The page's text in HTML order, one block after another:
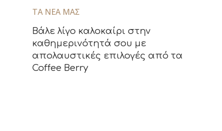
ΤΑ ΝΈΑ ΜΑΣ
Βάλε λίγο καλοκαίρι στην
καθημερινότητά σου με
απολαυστικές επιλογές από τα
Coffee Berry